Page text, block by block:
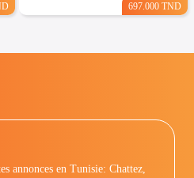
697.000 TND
annonces en Tunisie: Chattez,